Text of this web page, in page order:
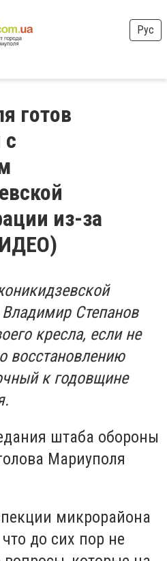
Рус
готов
с
из-за
Степанов
кресла, если не
восстановлению
к годовщине
штаба обороны
Мариуполя
микрорайона
до сих пор не